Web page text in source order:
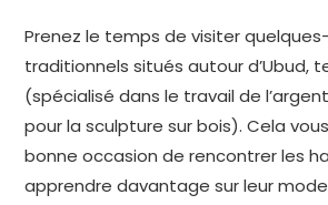
Prenez le temps de visiter
traditionnels situés autour d’Ubud,
(spécialisé dans le travail de
pour la sculpture sur bois). Cela
bonne occasion de rencontrer les
apprendre davantage sur leur